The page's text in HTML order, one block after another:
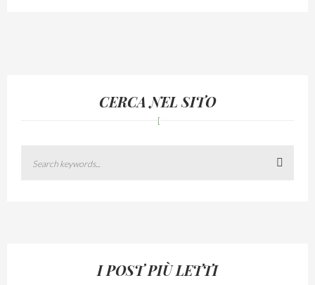
CERCA NEL SITO
Search
I POST PIÙ LETTI